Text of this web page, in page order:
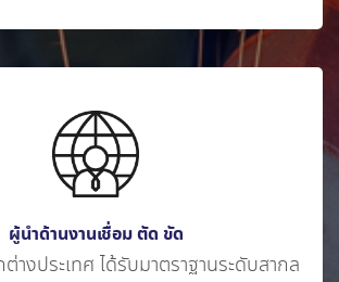
ผู้นำด้านงานเชื่อม ตัด ขัด
ต่างประเทศ ได้รับมาตราฐานระดับสากล